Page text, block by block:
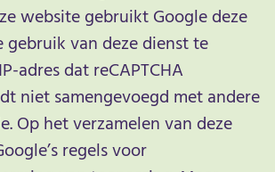
website gebruikt Google deze
gebruik van deze dienst te
adres dat reCAPTCHA
niet samengevoegd met andere
Op het verzamelen van deze
regels voor